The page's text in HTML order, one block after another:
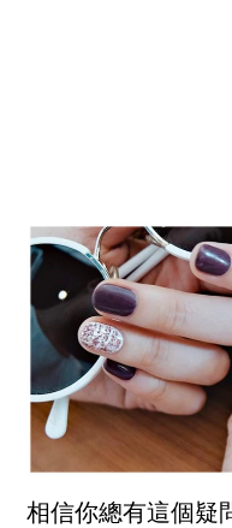
相信你總有這個疑